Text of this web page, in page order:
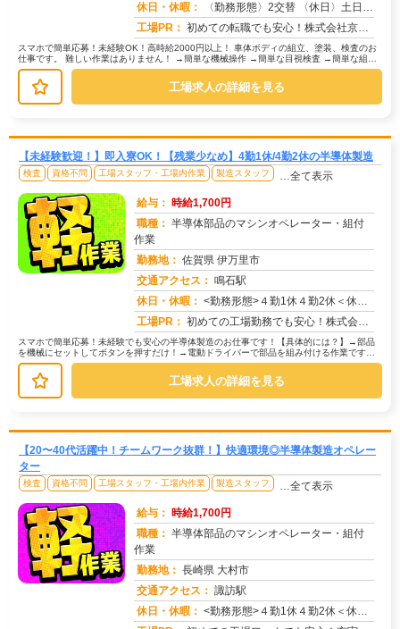
休日・休暇：
〈勤務形態〉2交替 〈休日〉土日休み ※職場カレンダーによる
工場PR： 初めての転職でも安心！株式会社京栄センターで新しい一歩を踏み出してみませんか？ → 専属コーディネーターが就業ま...
スマホで簡単応募！未経験OK！高時給2000円以上！ 車体ボディの組立、塗装、検査のお
仕事です。 難しい作業はありません！ →簡単な機械操作 →簡単な目視検査 →簡単な組立
作業 未経験の方...
工場求人の詳細を見る
【未経験歓迎！】即入寮OK！【残業少なめ】4勤1休/4勤2休の半導体製造
検査 資格不問 工場スタッフ・工場内作業 製造スタッフ …全て表示
給与： 時給1,700円
職種： 半導体部品のマシンオペレーター・組付
作業
勤務地： 佐賀県 伊万里市
交通アクセス： 鳴石駅
休日・休暇： <勤務形態>４勤1休４勤2休＜休日＞シフトカレンダーによる
工場PR： 初めての工場勤務でも安心！株式会社京栄センターで新しい一歩を踏み出してみませんか？→家具付き寮が初期費用０円で利用...
スマホで簡単応募！未経験でも安心の半導体製造のお仕事です！【具体的には？】→部品
を機械にセットしてボタンを押すだけ！→電動ドライバーで部品を組み付ける作業です。
→完成した製品を目で見て検査します...
工場求人の詳細を見る
【20〜40代活躍中！チームワーク抜群！】快適環境◎半導体製造オペレー
ター
検査 資格不問 工場スタッフ・工場内作業 製造スタッフ …全て表示
給与： 時給1,700円
職種： 半導体部品のマシンオペレーター・組付
作業
勤務地： 長崎県 大村市
交通アクセス： 諏訪駅
休日・休暇： <勤務形態>４勤1休４勤2休＜休日＞シフトカレンダーによる